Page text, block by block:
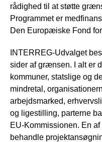
rådighed til at støtte
Programmet er
Den Europæiske Fond
INTERREG-Udvalget
sider af grænsen. I alt er
kommuner, statslige og
mindretal,
arbejdsmarked,
og ligestilling, parterne
EU-Kommissionen. En
behandle